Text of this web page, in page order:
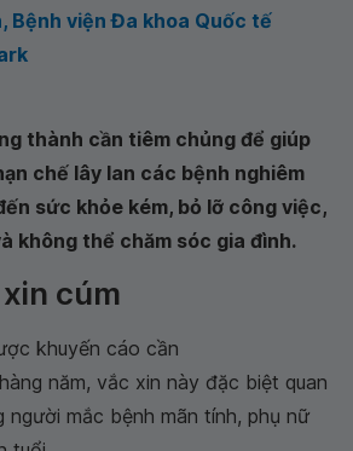
Bệnh viện Đa khoa Quốc tế
thành cần tiêm chủng để giúp
chế lây lan các bệnh nghiêm
sức khỏe kém, bỏ lỡ công việc,
không thể chăm sóc gia đình.
cúm
khuyến cáo cần
hàng năm, vắc xin này đặc biệt quan
mắc bệnh mãn tính, phụ nữ